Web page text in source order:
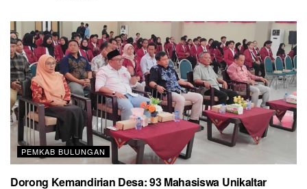
PEMKAB BULUNGAN
Dorong Kemandirian Desa: 93 Mahasiswa Unikaltar